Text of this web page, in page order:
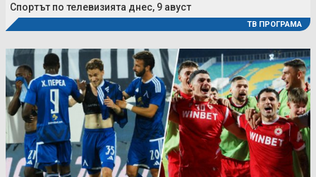
Спортът по телевизията днес, 9 авуст
ТВ ПРОГРАМА